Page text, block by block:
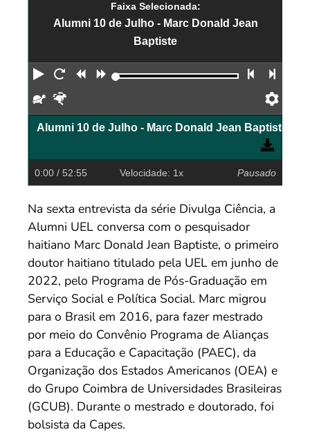
Faixa Selecionada:
Alumni 10 de Julho - Marc Donald Jean
Baptiste
Reproduzir
Reiniciar
Retroceder
Avançar Faixa
Devagar
Alumni 10 de Julho - Marc Donald Jean Baptiste
0:00 / 52:55 Velocidade: 1x Pausado
Na sexta entrevista da série Divulga Ciência, a
Alumni UEL conversa com o pesquisador
haitiano Marc Donald Jean Baptiste, o primeiro
doutor haitiano titulado pela UEL em junho de
2022, pelo Programa de Pós-Graduação em
Serviço Social e Política Social. Marc migrou
para o Brasil em 2016, para fazer mestrado
por meio do Convênio Programa de Alianças
para a Educação e Capacitação (PAEC), da
Organização dos Estados Americanos (OEA) e
do Grupo Coimbra de Universidades Brasileiras
(GCUB). Durante o mestrado e doutorado, foi
bolsista da Capes.